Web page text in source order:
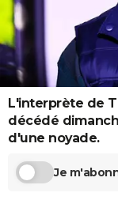
Destinations
City break
Voyage nature
Voyage de noces
Forum
Climat
+PHOTO
GUIDES D'ACHAT
BONS PLANS
CARTE DE VOEUX
Carte de Noël
Carte Bonne année
Carte Saint-Valentin
Carte Pâques
Carte d'anniversaire
DICTIONNAIRE
Dictionnaire
Biographies
Citations
Expressions
Proverbes
PROGRAMME TV
L'interprète de
décédé
d'une noyade.
Je